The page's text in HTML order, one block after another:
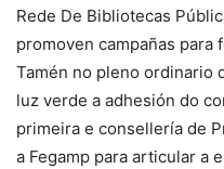
Rede De Bibliotecas
promoven campañas para
Tamén no pleno ordinario
luz verde a adhesión do
primeira e consellería de
a Fegamp para articular a